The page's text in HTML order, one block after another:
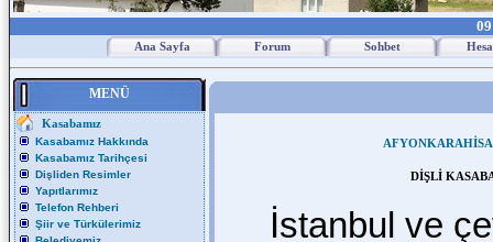
Ana Sayfa Forum Sohbet
MENÜ
Kasabamız
Kasabamız Hakkında
Kasabamız Tarihçesi
Dişliden Resimler
Yapıtlarımız
Telefon Rehberi
Şiir ve Türkülerimiz
DİŞLİ
İstanbul ve